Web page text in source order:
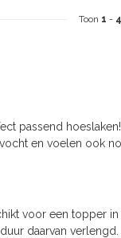
Toon 1 - 4
passend
en voelen ook
voor een topper
daarvan